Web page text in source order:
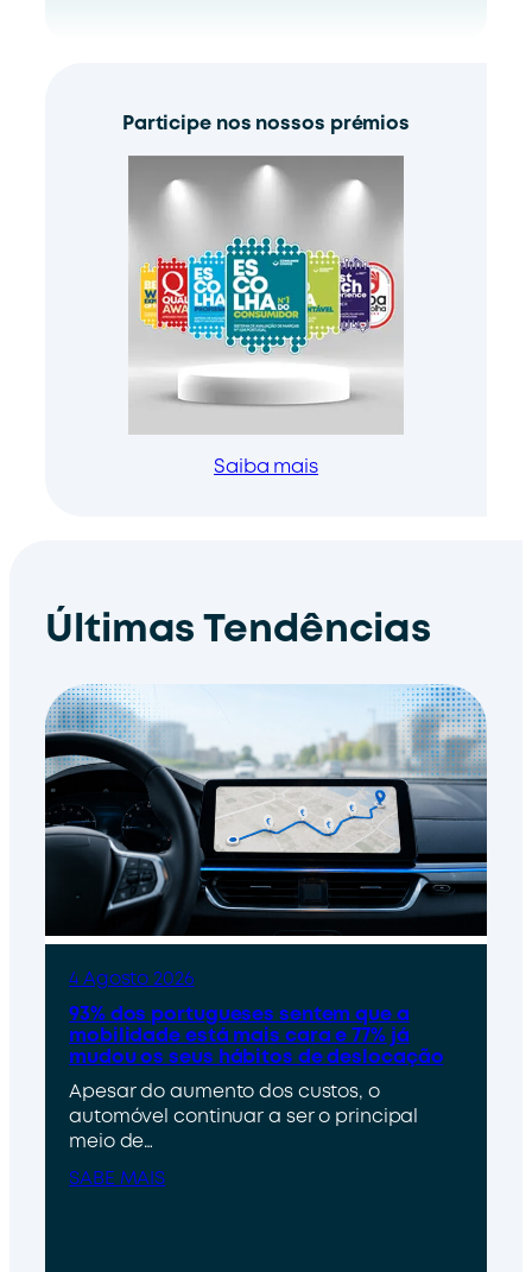
Participe nos nossos prémios
Saiba mais
Últimas Tendências
4 Agosto 2026
93% dos portugueses sentem que a
mobilidade está mais cara e 77% já
mudou os seus hábitos de deslocação
Apesar do aumento dos custos, o
automóvel continuar a ser o principal
meio de…
SABE MAIS